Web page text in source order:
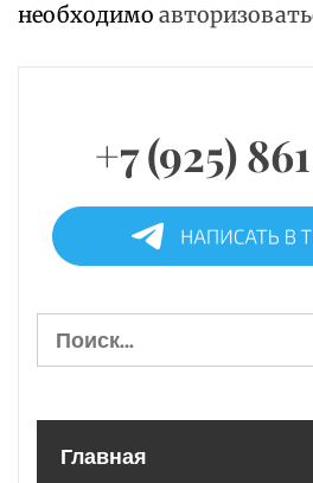
необходимо
+7 (925)
Найти:
Главная